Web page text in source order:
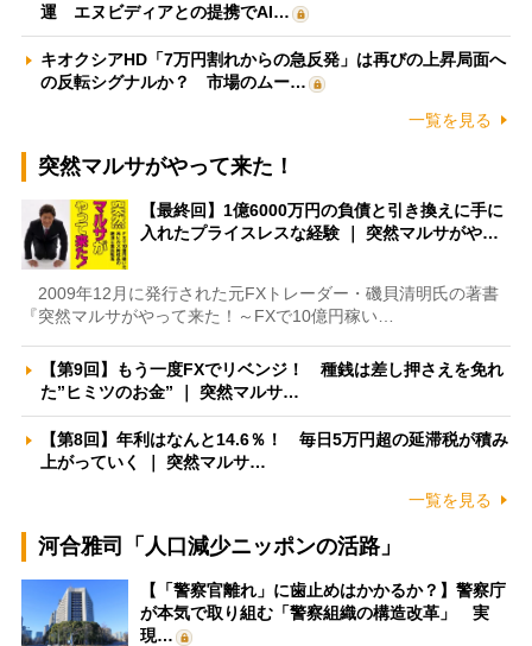
運 エヌビディアとの提携でAI…
キオクシアHD「7万円割れからの急反発」は再びの上昇局面へ
の反転シグナルか？ 市場のムー…
一覧を見る
突然マルサがやって来た！
【最終回】1億6000万円の負債と引き換えに手に
入れたプライスレスな経験 ｜ 突然マルサがや…
2009年12月に発行された元FXトレーダー・磯貝清明氏の著書
『突然マルサがやって来た！～FXで10億円稼い…
【第9回】もう一度FXでリベンジ！ 種銭は差し押さえを免れ
た”ヒミツのお金” ｜ 突然マルサ…
【第8回】年利はなんと14.6％！ 毎日5万円超の延滞税が積み
上がっていく ｜ 突然マルサ…
一覧を見る
河合雅司「人口減少ニッポンの活路」
【「警察官離れ」に歯止めはかかるか？】警察庁
が本気で取り組む「警察組織の構造改革」 実
現…